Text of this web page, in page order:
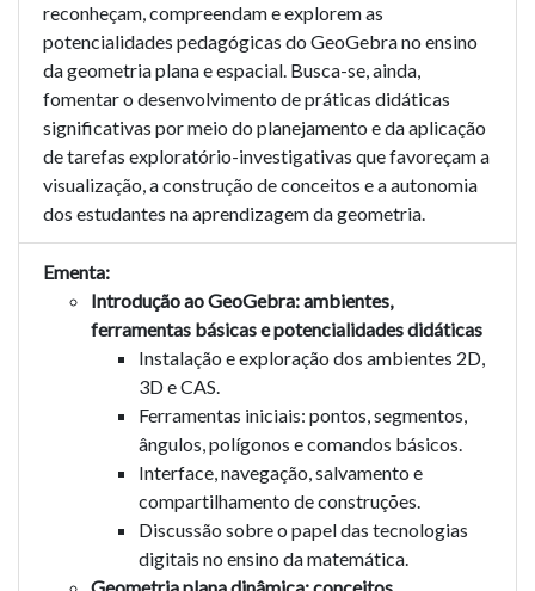
reconheçam, compreendam e explorem as
potencialidades pedagógicas do GeoGebra no ensino
da geometria plana e espacial. Busca-se, ainda,
fomentar o desenvolvimento de práticas didáticas
significativas por meio do planejamento e da aplicação
de tarefas exploratório-investigativas que favoreçam a
visualização, a construção de conceitos e a autonomia
dos estudantes na aprendizagem da geometria.
Ementa:
Introdução ao GeoGebra: ambientes,
ferramentas básicas e potencialidades didáticas
Instalação e exploração dos ambientes 2D,
3D e CAS.
Ferramentas iniciais: pontos, segmentos,
ângulos, polígonos e comandos básicos.
Interface, navegação, salvamento e
compartilhamento de construções.
Discussão sobre o papel das tecnologias
digitais no ensino da matemática.